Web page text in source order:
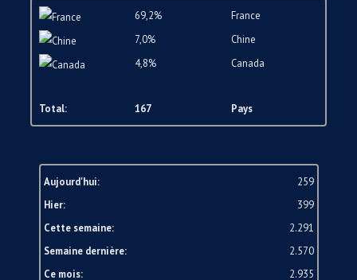
69,2%
France
7,0%
Chine
4,8%
Canada
Total: 167 Pays
Aujourd'hui:
259
Hier:
399
Cette semaine:
2.291
Semaine dernière:
2.570
Ce mois:
2.935